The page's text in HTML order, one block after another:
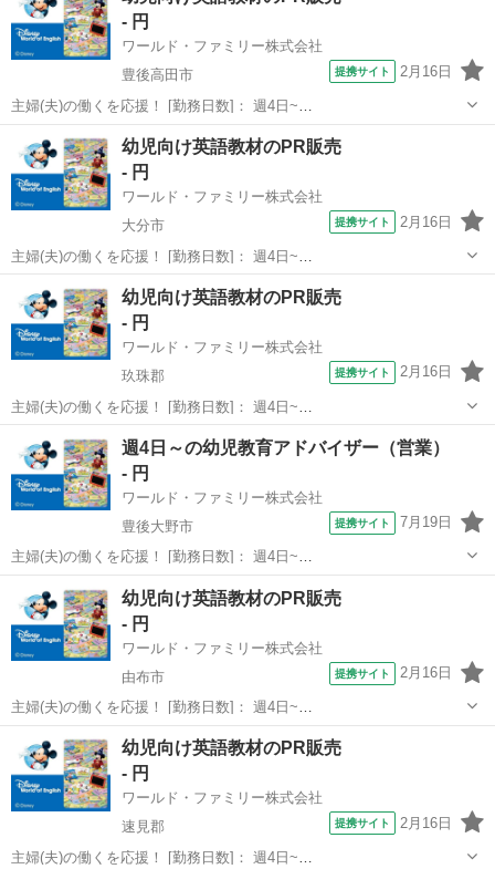
- 円
ワールド・ファミリー株式会社
豊後高田市
提携サイト 2月16日
主婦(夫)の働くを応援！ [勤務日数]： 週4日~
10:00~17:00/10:00~16:00/10:00~15:00/09:30~14:00 [勤務地・最寄
駅]： 大分県豊後高田市 ※勤務エリア選択可 ワールド・...
豊後高田市 営業
幼児向け英語教材のPR販売
- 円
ワールド・ファミリー株式会社
大分市
提携サイト 2月16日
主婦(夫)の働くを応援！ [勤務日数]： 週4日~
10:00~17:00/10:00~16:00/10:00~15:00/09:30~14:00 [勤務地・最寄
駅]： 大分県大分市 ※勤務エリア選択可 ワールド・ファ...
大分市 営業
幼児向け英語教材のPR販売
- 円
ワールド・ファミリー株式会社
玖珠郡
提携サイト 2月16日
主婦(夫)の働くを応援！ [勤務日数]： 週4日~
10:00~17:00/10:00~16:00/10:00~15:00/09:30~14:00 [勤務地・最寄
駅]： 大分県玖珠郡 ※勤務エリア選択可 ワールド・ファ...
玖珠郡 営業
週4日～の幼児教育アドバイザー（営業）
- 円
ワールド・ファミリー株式会社
豊後大野市
提携サイト 7月19日
主婦(夫)の働くを応援！ [勤務日数]： 週4日~
10:00~17:00/10:00~16:00/10:00~15:00/09:30~14:00 [勤務地・最寄
駅]： 大分県豊後大野市 ※勤務エリア選択可 ワールド・...
豊後大野市 営業
幼児向け英語教材のPR販売
- 円
ワールド・ファミリー株式会社
由布市
提携サイト 2月16日
主婦(夫)の働くを応援！ [勤務日数]： 週4日~
10:00~17:00/10:00~16:00/10:00~15:00/09:30~14:00 [勤務地・最寄
駅]： 大分県由布市 ※勤務エリア選択可 ワールド・ファ...
由布市 営業
幼児向け英語教材のPR販売
- 円
ワールド・ファミリー株式会社
速見郡
提携サイト 2月16日
主婦(夫)の働くを応援！ [勤務日数]： 週4日~